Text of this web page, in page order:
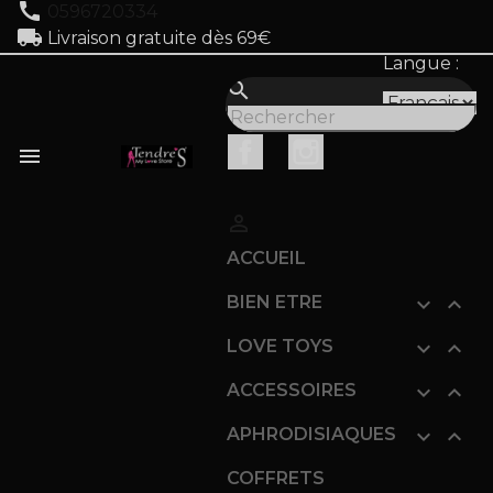
call
local_shipping Livraison gratuite dès 69€
Langue :

search
ACCUEIL
 
BIEN ETRE
 
LOVE TOYS
 
ACCESSOIRES
 
APHRODISIAQUES
COFFRETS